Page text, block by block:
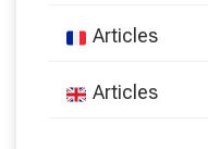
Articles
Articles